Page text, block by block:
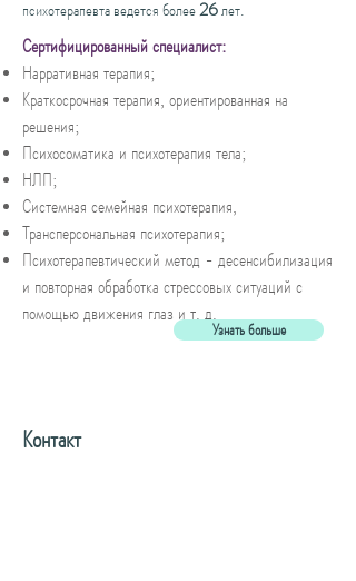
психотерапевта ведется более26лет.
Сертифицированный специалист:
Нарративная терапия;
Краткосрочная терапия, ориентированная на
решения;
Психосоматика и психотерапия тела;
НЛП;
Системная семейная психотерапия,
Трансперсональная психотерапия;
Психотерапевтический метод - десенсибилизация
и повторная обработка стрессовых ситуаций с
помощью движения глаз и т. д.
Узнать больше
Контакт